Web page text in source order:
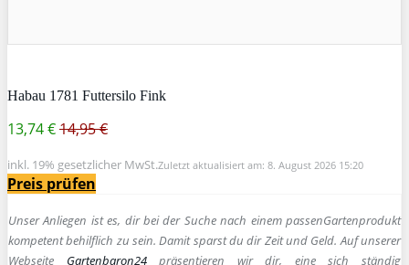
Habau 1781 Futtersilo Fink
13,74 €14,95 €
inkl. 19% gesetzlicher MwSt.Zuletzt aktualisiert am: 8. August 2026 15:20
Preis prüfen
Unser Anliegen ist es, dir bei der Suche nach einem passenGartenprodukt
kompetent behilflich zu sein.Damit sparst du dir Zeit und Geld. Auf unserer
Webseite Gartenbaron24präsentieren wir dir, eine sich ständig